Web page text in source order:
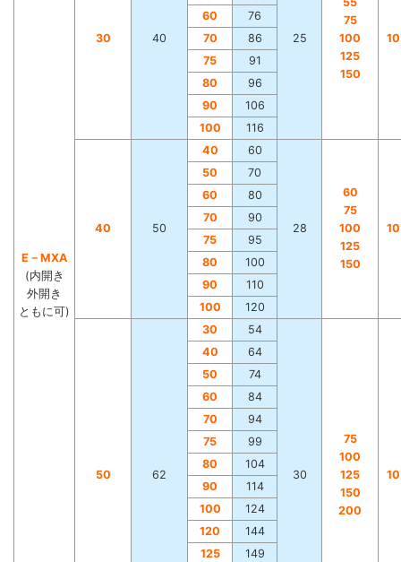
E－MXA
(内開き
外開き
ともに可)
30 40 25
75
100
125
150
60
76
70
86
75
91
80
96
90
106
100
116
40 50
40 60
28
60
75
100
125
150
50
70
60
80
70
90
75
95
80
100
90
110
100
120
50 62
30 54
30
75
100
125
150
200
40
64
50
74
60
84
70
94
75
99
80
104
90
114
100
124
120
144
125
149